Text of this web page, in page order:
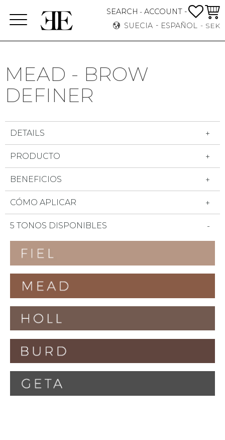
Menú
SEARCH - ACCOUNT -
SUECIA
ESPAÑOL SEK
MEAD - BROW
DEFINER
DETAILS
PRODUCTO
BENEFICIOS
CÓMO APLICAR
5 TONOS DISPONIBLES